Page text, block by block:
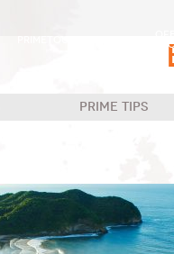
PRIME TIPS